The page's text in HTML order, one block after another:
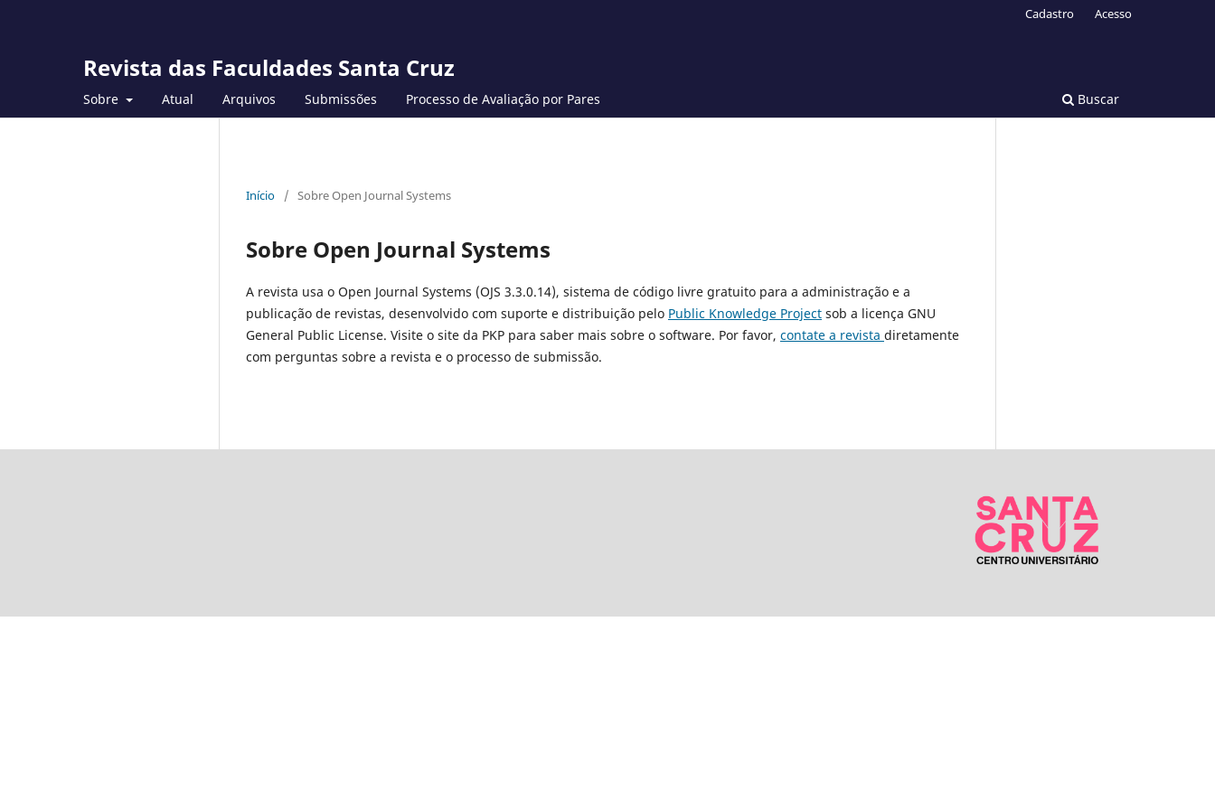
Revista das Faculdades Santa Cruz
Sobre Atual Arquivos Submissões Processo de Avaliação por Pares Buscar
Cadastro Acesso
Início / Sobre Open Journal Systems
Sobre Open Journal Systems
A revista usa o Open Journal Systems (OJS 3.3.0.14), sistema de código livre gratuito para a administração e a
publicação de revistas, desenvolvido com suporte e distribuição pelo Public Knowledge Project sob a licença GNU
General Public License. Visite o site da PKP para saber mais sobre o software. Por favor, contate a revista diretamente
com perguntas sobre a revista e o processo de submissão.